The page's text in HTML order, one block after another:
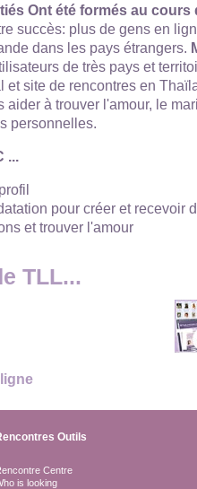
Ont été formés au
succès: plus de gens en
dans les pays étrangers.
de très pays et
et site de rencontres en
aider à trouver l'amour, le
personnelles.
...
pour créer et recevoir
et trouver l'amour
TLL...
Outils
Centre
is looking